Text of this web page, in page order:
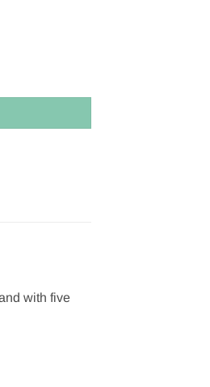
september 2026 aantal
with five